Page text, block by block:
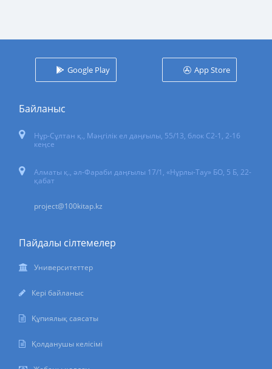
Google Play App Store
Байланыс
Нұр-Сұлтан қ., Мәңгілік ел даңғылы, 55/13, блок С2-1, 2-16
кеңсе
Алматы қ., әл-Фараби даңғылы 17/1, «Нұрлы-Тау» БО, 5 Б, 22-
қабат
project@100kitap.kz
Пайдалы сілтемелер
Университеттер
Кері байланыс
Құпиялық саясаты
Қолданушы келісімі